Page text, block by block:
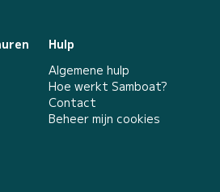
Hulp
Algemene hulp
Hoe werkt Samboat?
Contact
Beheer mijn cookies